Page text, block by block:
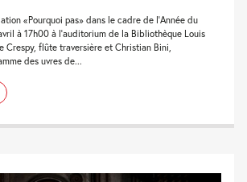
«Pourquoi pas» dans le cadre de l'Année du
à 17h00 à l'auditorium de la Bibliothèque Louis
Crespy, flûte traversière et Christian Bini,
des uvres de...